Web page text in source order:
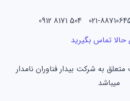
تماس بگیرید
به شرکت بیدار فناوران نامدار
میباشد